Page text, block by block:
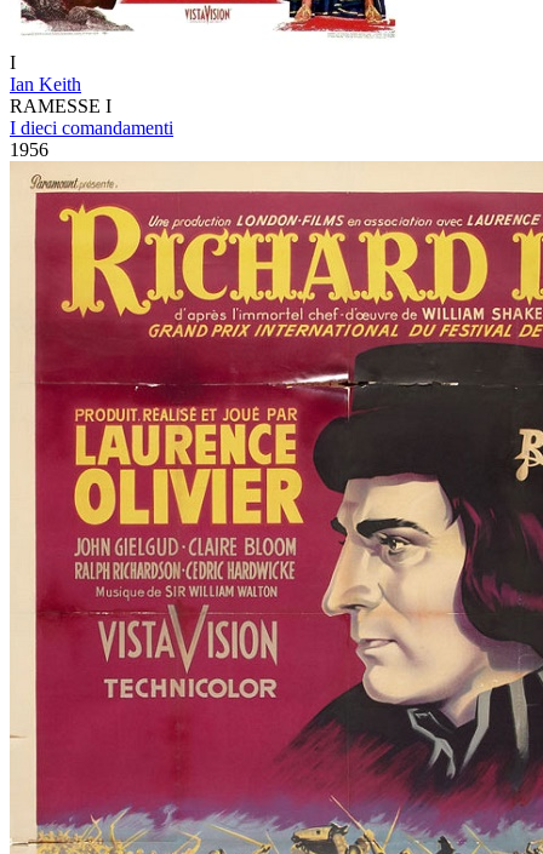
I
Ian Keith
RAMESSE I
I dieci comandamenti
1956